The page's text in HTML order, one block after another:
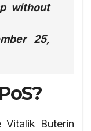
without
25,
Vitalik Buterin